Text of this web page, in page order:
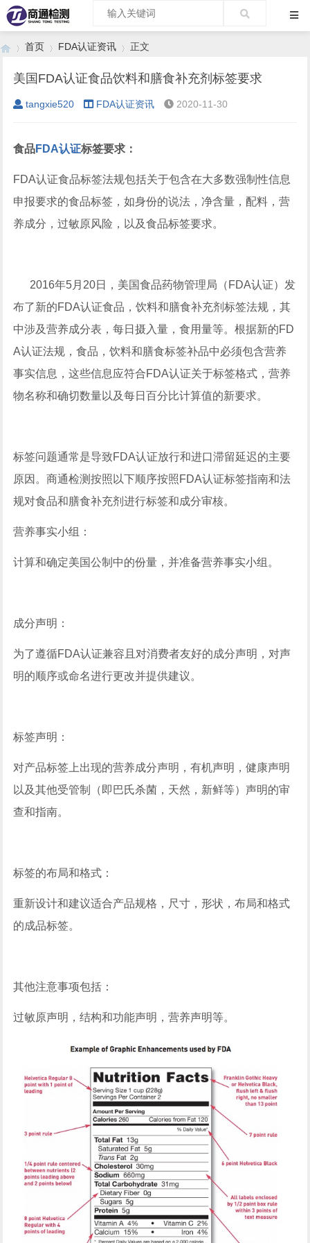
›
首页
›
FDA认证资讯
›
正文
美国FDA认证食品饮料和膳食补充剂标签要求
tangxie520 FDA认证资讯 2020-11-30
食品FDA认证标签要求：
FDA认证食品标签法规包括关于包含在大多数强制性信息
申报要求的食品标签，如身份的说法，净含量，配料，营
养成分，过敏原风险，以及食品标签要求。
2016年5月20日，美国食品药物管理局（FDA认证）发
布了新的FDA认证食品，饮料和膳食补充剂标签法规，其
中涉及营养成分表，每日摄入量，食用量等。根据新的FD
A认证法规，食品，饮料和膳食标签补品中必须包含营养
事实信息，这些信息应符合FDA认证关于标签格式，营养
物名称和确切数量以及每日百分比计算值的新要求。
标签问题通常是导致FDA认证放行和进口滞留延迟的主要
原因。商通检测按照以下顺序按照FDA认证标签指南和法
规对食品和膳食补充剂进行标签和成分审核。
营养事实小组：
计算和确定美国公制中的份量，并准备营养事实小组。
成分声明：
为了遵循FDA认证兼容且对消费者友好的成分声明，对声
明的顺序或命名进行更改并提供建议。
标签声明：
对产品标签上出现的营养成分声明，有机声明，健康声明
以及其他受管制（即巴氏杀菌，天然，新鲜等）声明的审
查和指南。
标签的布局和格式：
重新设计和建议适合产品规格，尺寸，形状，布局和格式
的成品标签。
其他注意事项包括：
过敏原声明，结构和功能声明，营养声明等。